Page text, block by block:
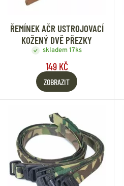
ŘEMÍNEK AČR USTROJOVACÍ
KOŽENÝ DVĚ PŘEZKY
skladem 17ks
149 KČ
ZOBRAZIT